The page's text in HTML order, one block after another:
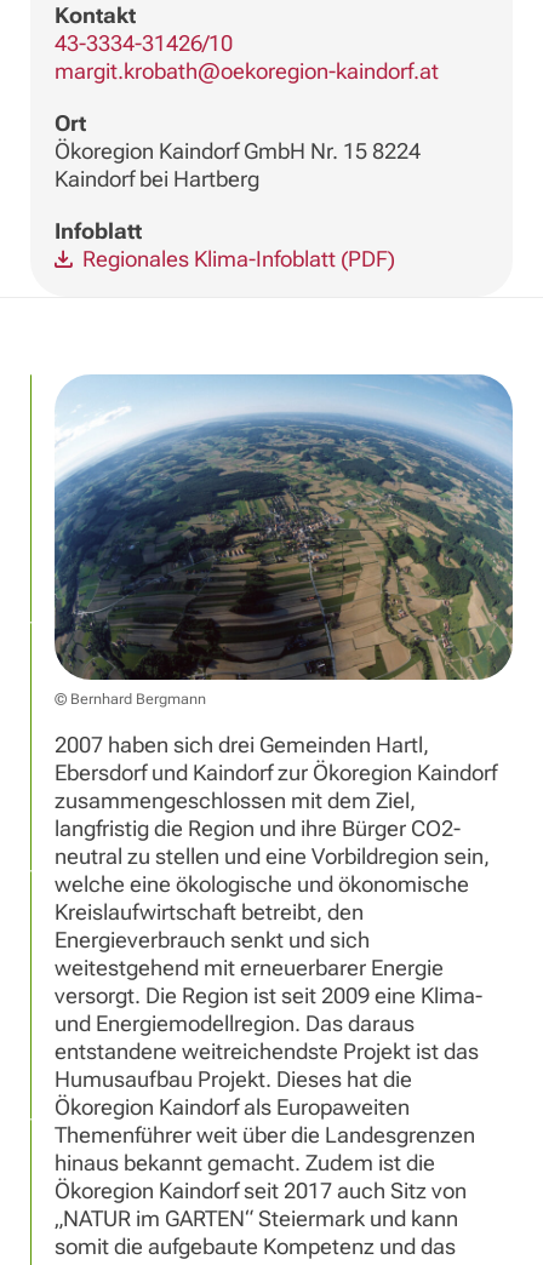
Kontakt
43-3334-31426/10
margit.krobath@oekoregion-kaindorf.at
Ort
Ökoregion Kaindorf GmbH Nr. 15 8224
Kaindorf bei Hartberg
Infoblatt
Regionales Klima-Infoblatt (PDF)
2007 haben sich drei Gemeinden Hartl,
Ebersdorf und Kaindorf zur Ökoregion Kaindorf
zusammengeschlossen mit dem Ziel,
langfristig die Region und ihre Bürger CO2-
neutral zu stellen und eine Vorbildregion sein,
welche eine ökologische und ökonomische
Kreislaufwirtschaft betreibt, den
Energieverbrauch senkt und sich
weitestgehend mit erneuerbarer Energie
versorgt. Die Region ist seit 2009 eine Klima-
und Energiemodellregion. Das daraus
entstandene weitreichendste Projekt ist das
Humusaufbau Projekt. Dieses hat die
Ökoregion Kaindorf als Europaweiten
Themenführer weit über die Landesgrenzen
hinaus bekannt gemacht. Zudem ist die
Ökoregion Kaindorf seit 2017 auch Sitz von
„NATUR im GARTEN“ Steiermark und kann
somit die aufgebaute Kompetenz und das
© Bernhard Bergmann